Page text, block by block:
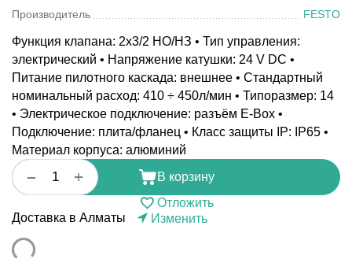
Производитель
FESTO
Функция клапана: 2x3/2 НO/НЗ • Тип управления:
электрический • Напряжение катушки: 24 V DC •
Питание пилотного каскада: внешнее • Стандартный
номинальный расход: 410 ÷ 450л/мин • Типоразмер: 14
• Электрическое подключение: разъём E-Box •
Подключение: плита/фланец • Класс защиты IP: IP65 •
Материал корпуса: алюминий
+
−
В корзину
Отложить
Доставка в Алматы
Изменить